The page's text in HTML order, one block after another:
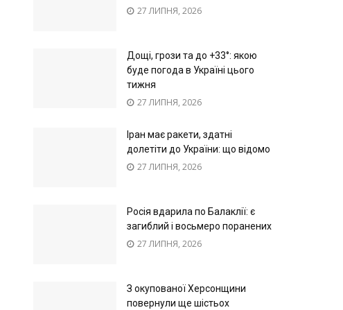
27 ЛИПНЯ, 2026
Дощі, грози та до +33°: якою
буде погода в Україні цього
тижня
27 ЛИПНЯ, 2026
Іран має ракети, здатні
долетіти до України: що відомо
27 ЛИПНЯ, 2026
Росія вдарила по Балаклії: є
загиблий і восьмеро поранених
27 ЛИПНЯ, 2026
З окупованої Херсонщини
повернули ще шістьох